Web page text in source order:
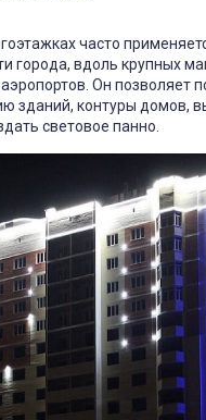
часто
города, вдоль крупных
Он позволяет
зданий, контуры домов,
световое панно.